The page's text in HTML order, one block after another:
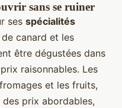
sans se ruiner
ses spécialités
canard et les
être dégustées dans
raisonnables. Les
et les fruits,
prix abordables,